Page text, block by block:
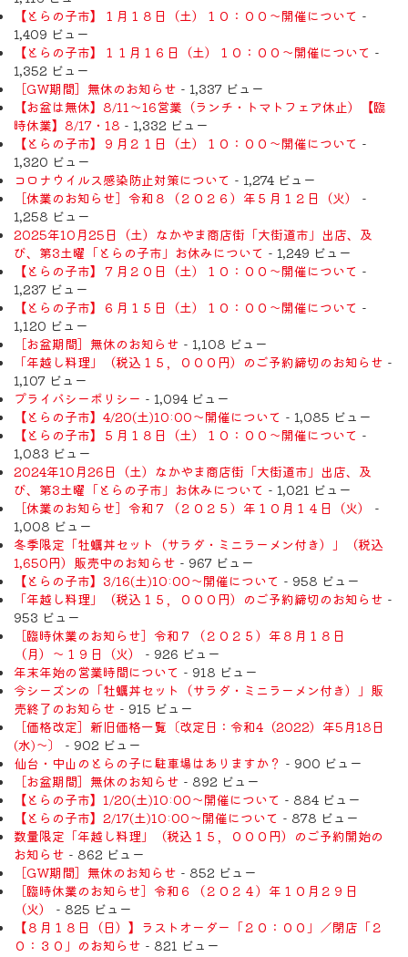
【とらの子市】１月１８日（土）１０：００～開催について -
1,409 ビュー
【とらの子市】１１月１６日（土）１０：００～開催について -
1,352 ビュー
［GW期間］無休のお知らせ - 1,337 ビュー
【お盆は無休】8/11〜16営業（ランチ・トマトフェア休止）【臨
時休業】8/17・18 - 1,332 ビュー
【とらの子市】９月２１日（土）１０：００～開催について -
1,320 ビュー
コロナウイルス感染防止対策について - 1,274 ビュー
［休業のお知らせ］令和８（２０２６）年５月１２日（火）
-
1,258 ビュー
2025年10月25日（土）なかやま商店街「大街道市」出店、及
び、第3土曜「とらの子市」お休みについて - 1,249 ビュー
【とらの子市】７月２０日（土）１０：００～開催について -
1,237 ビュー
【とらの子市】６月１５日（土）１０：００～開催について -
1,120 ビュー
［お盆期間］無休のお知らせ - 1,108 ビュー
「年越し料理」（税込１５，０００円）のご予約締切のお知らせ -
1,107 ビュー
プライバシーポリシー - 1,094 ビュー
【とらの子市】4/20(土)10:00～開催について - 1,085 ビュー
【とらの子市】５月１８日（土）１０：００～開催について -
1,083 ビュー
2024年10月26日（土）なかやま商店街「大街道市」出店、及
び、第3土曜「とらの子市」お休みについて - 1,021 ビュー
［休業のお知らせ］令和７（２０２５）年１０月１４日（火）
-
1,008 ビュー
冬季限定「牡蠣丼セット（サラダ・ミニラーメン付き）」（税込
1,650円）販売中のお知らせ - 967 ビュー
【とらの子市】3/16(土)10:00～開催について - 958 ビュー
「年越し料理」（税込１５，０００円）のご予約締切のお知らせ -
953 ビュー
［臨時休業のお知らせ］令和７（２０２５）年８月１８日
（月）〜１９日（火）
- 926 ビュー
年末年始の営業時間について - 918 ビュー
今シーズンの「牡蠣丼セット（サラダ・ミニラーメン付き）」販
売終了のお知らせ - 915 ビュー
［価格改定］新旧価格一覧〔改定日：令和4（2022）年5月18日
(水)〜〕
- 902 ビュー
仙台・中山のとらの子に駐車場はありますか？ - 900 ビュー
［お盆期間］無休のお知らせ - 892 ビュー
【とらの子市】1/20(土)10:00～開催について - 884 ビュー
【とらの子市】2/17(土)10:00～開催について - 878 ビュー
数量限定「年越し料理」（税込１５，０００円）のご予約開始の
お知らせ - 862 ビュー
［GW期間］無休のお知らせ - 852 ビュー
［臨時休業のお知らせ］令和６（２０２４）年１０月２９日
（火）
- 825 ビュー
【８月１８日（日）】ラストオーダー「２０：００」／閉店「２
０：３０」のお知らせ - 821 ビュー